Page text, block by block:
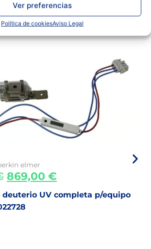
Ver preferencias
Política de cookiesAviso Legal
relacionados
elmer
869,00 €
deuterio UV completa p/equipo